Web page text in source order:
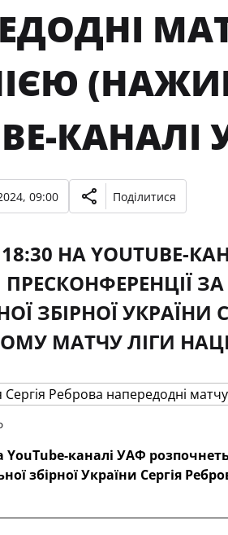
КАНАЛІ
09:00 Поділитися
НА YOUTUBE-
ПРЕСКОНФЕРЕНЦІЇ
ЗБІРНОЇ УКРАЇНИ
МАТЧУ ЛІГИ
YouTube-каналі УАФ
збірної України Сергія